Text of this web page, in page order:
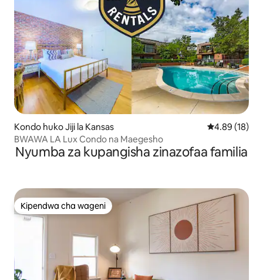
Kondo huko Jiji la Kansas Ukadiriaji wa
4.89 (18)
BWAWA LA Lux Condo na Maegesho
Nyumba za kupangisha zinazofaa familia
Kipendwa cha wageni
Kipendwa cha wageni